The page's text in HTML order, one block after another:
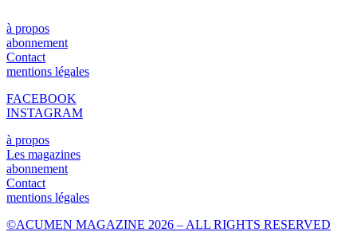
à propos
abonnement
Contact
mentions légales
FACEBOOK
INSTAGRAM
à propos
Les magazines
abonnement
Contact
mentions légales
©ACUMEN MAGAZINE 2026 – ALL RIGHTS RESERVED